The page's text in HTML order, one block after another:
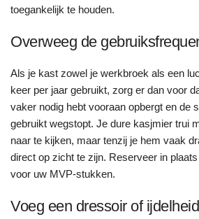
toegankelijk te houden.
Overweeg de
Als je kast zowel je werkbroek als een
keer per jaar gebruikt, zorg er dan voor
vaker nodig hebt vooraan opbergt en de
gebruikt wegstopt. Je dure kasjmier trui
naar te kijken, maar tenzij je hem vaak
direct op zicht te zijn. Reserveer in
voor uw MVP-stukken.
Voeg een dressoir of